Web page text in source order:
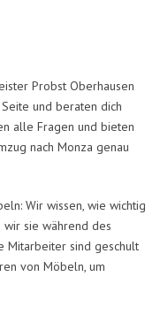
Probst Oberhausen
und beraten dich
alle Fragen und bieten
nach Monza genau
Wir wissen, wie wichtig
sie während des
Mitarbeiter sind geschult
von Möbeln, um